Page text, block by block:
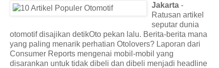
Jakarta -
Ratusan artikel
seputar dunia
otomotif disajikan detikOto pekan lalu. Berita-berita mana
yang paling menarik perhatian Otolovers? Laporan dari
Consumer Reports mengenai mobil-mobil yang
disarankan untuk tidak dibeli dan dibeli menjadi headline